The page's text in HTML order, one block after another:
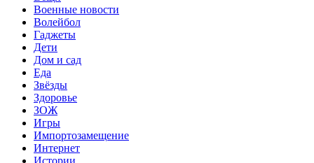
Военные новости
Волейбол
Гаджеты
Дети
Дом и сад
Еда
Звёзды
Здоровье
ЗОЖ
Игры
Импортозамещение
Интернет
Истории